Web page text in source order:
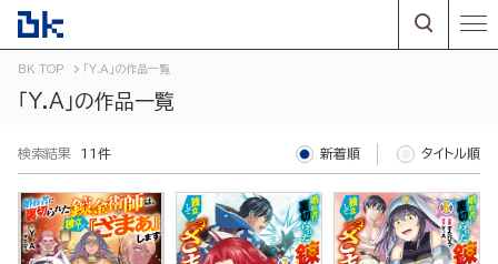
BK TOP 「Y.A」の作品一覧
「Y.A」の作品一覧
検索結果 11件 新着順 タイトル順